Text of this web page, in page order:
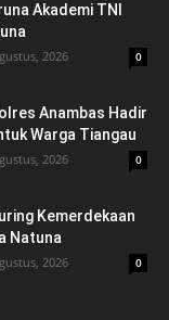
Akademi TNI
2026 0
Anambas Hadir
Warga Tiangau
2026 0
Kemerdekaan
Natuna
2026 0